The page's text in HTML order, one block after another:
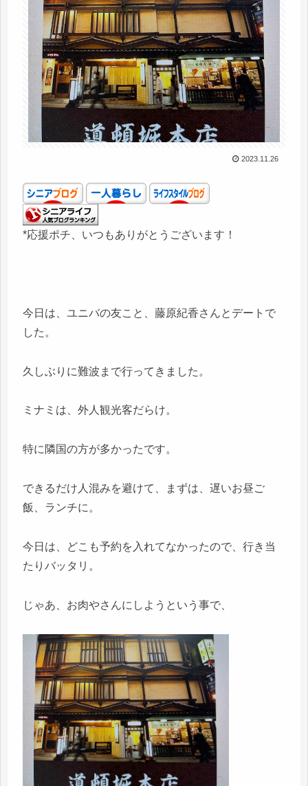
2023.11.26
*応援ポチ、いつもありがとうございます！
今日は、ユニバの友こと、藤原紀香さんとデートで
した。
久しぶりに難波まで行ってきました。
ミナミは、外人観光客だらけ。
特に隣国の方が多かったです。
できるだけ人混みを避けて、まずは、遅いお昼ご
飯、ランチに。
今日は、どこも予約を入れてなかったので、行き当
たりバッタリ。
じゃあ、お肉やさんにしようという事で、